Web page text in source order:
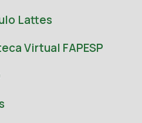
Lattes
Virtual FAPESP